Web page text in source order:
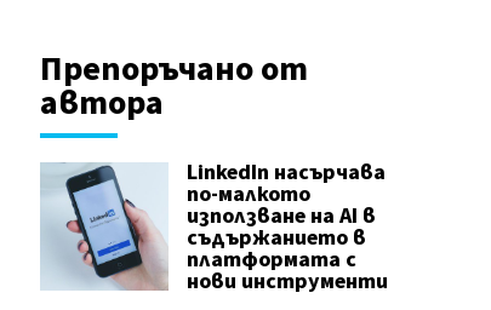
Препоръчано от
автора
LinkedIn насърчава
по-малкото
използване на AI в
съдържанието в
платформата с
нови инструменти